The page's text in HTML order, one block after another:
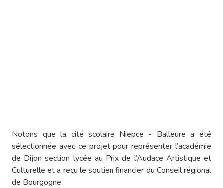
Notons que la cité scolaire Niepce - Balleure a été
sélectionnée avec ce projet pour représenter l’académie
de Dijon section lycée au Prix de l’Audace Artistique et
Culturelle et a reçu le soutien financier du Conseil régional
de Bourgogne.